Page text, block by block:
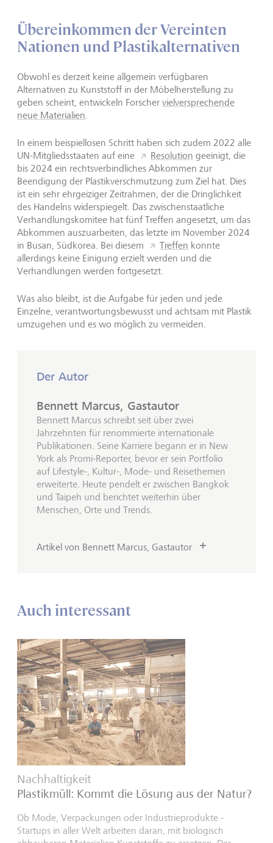
Übereinkommen der Vereinten
Nationen und Plastikalternativen
Obwohl es derzeit keine allgemein verfügbaren
Alternativen zu Kunststoff in der Möbelherstellung zu
geben scheint, entwickeln Forscher vielversprechende
neue Materialien.
In einem beispiellosen Schritt haben sich zudem 2022 alle
UN-Mitgliedsstaaten auf eine
Resolution geeinigt, die
bis 2024 ein rechtsverbindliches Abkommen zur
Beendigung der Plastikverschmutzung zum Ziel hat. Dies
ist ein sehr ehrgeiziger Zeitrahmen, der die Dringlichkeit
des Handelns widerspiegelt. Das zwischenstaatliche
Verhandlungskomitee hat fünf Treffen angesetzt, um das
Abkommen auszuarbeiten, das letzte im November 2024
in Busan, Südkorea. Bei diesem
Treffen konnte
allerdings keine Einigung erzielt werden und die
Verhandlungen werden fortgesetzt.
Was also bleibt, ist die Aufgabe für jeden und jede
Einzelne, verantwortungsbewusst und achtsam mit Plastik
umzugehen und es wo möglich zu vermeiden.
Der Autor
Bennett Marcus, Gastautor
Bennett Marcus schreibt seit über zwei
Jahrzehnten für renommierte internationale
Publikationen. Seine Karriere begann er in New
York als Promi-Reporter, bevor er sein Portfolio
auf Lifestyle-, Kultur-, Mode- und Reisethemen
erweiterte. Heute pendelt er zwischen Bangkok
und Taipeh und berichtet weiterhin über
Menschen, Orte und Trends.
Artikel von Bennett Marcus, Gastautor
Auch interessant
Nachhaltigkeit
Plastikmüll: Kommt die Lösung aus der Natur?
Ob Mode, Verpackungen oder Industrieprodukte -
Startups in aller Welt arbeiten daran, mit biologisch